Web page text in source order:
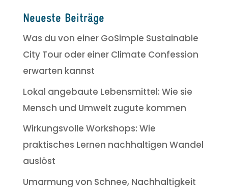
Neueste Beiträge
Was du von einer GoSimple Sustainable
City Tour oder einer Climate Confession
erwarten kannst
Lokal angebaute Lebensmittel: Wie sie
Mensch und Umwelt zugute kommen
Wirkungsvolle Workshops: Wie
praktisches Lernen nachhaltigen Wandel
auslöst
Umarmung von Schnee, Nachhaltigkeit